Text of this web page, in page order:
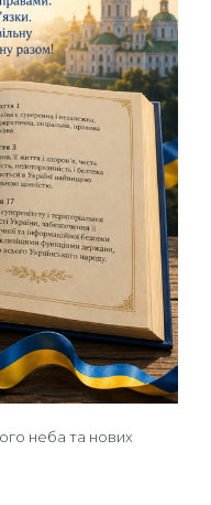
неба та нових